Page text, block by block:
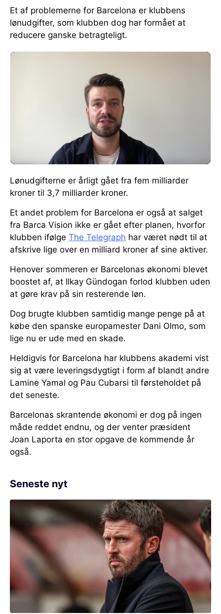
Et af problemerne for Barcelona er klubbens
lønudgifter, som klubben dog har formået at
reducere ganske betragteligt.
Lønudgifterne er årligt gået fra fem milliarder
kroner til 3,7 milliarder kroner.
Et andet problem for Barcelona er også at salget
fra Barca Vision ikke er gået efter planen, hvorfor
klubben ifølge The Telegraph har været nødt til at
afskrive lige over en milliard kroner af sine aktiver.
Henover sommeren er Barcelonas økonomi blevet
boostet af, at Ilkay Gündogan forlod klubben uden
at gøre krav på sin resterende løn.
Dog brugte klubben samtidig mange penge på at
købe den spanske europamester Dani Olmo, som
lige nu er ude med en skade.
Heldigvis for Barcelona har klubbens akademi vist
sig at være leveringsdygtigt i form af blandt andre
Lamine Yamal og Pau Cubarsi til førsteholdet på
det seneste.
Barcelonas skrantende økonomi er dog på ingen
måde reddet endnu, og der venter præsident
Joan Laporta en stor opgave de kommende år
også.
Seneste nyt